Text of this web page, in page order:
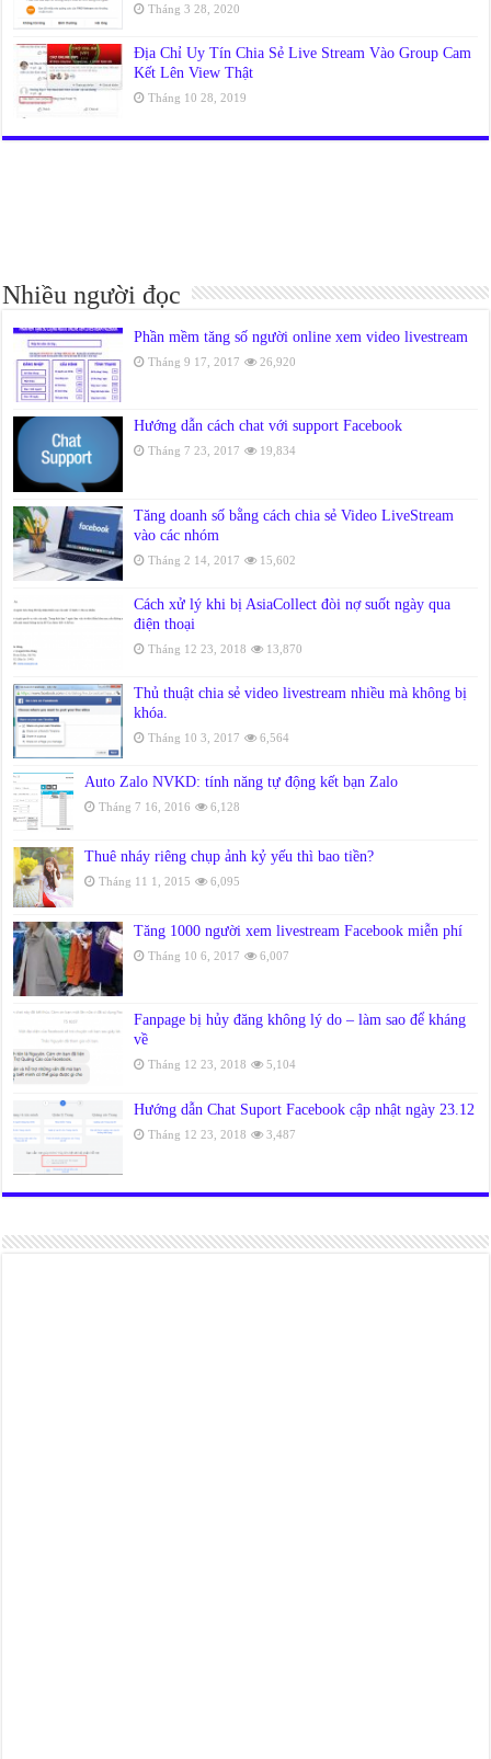
Tháng 3 28, 2020
Địa Chỉ Uy Tín Chia Sẻ Live Stream Vào Group Cam
Kết Lên View Thật
Tháng 10 28, 2019
Nhiều người đọc
Phần mềm tăng số người online xem video livestream
Tháng 9 17, 2017 26,920
Hướng dẫn cách chat với support Facebook
Tháng 7 23, 2017 19,834
Tăng doanh số bằng cách chia sẻ Video LiveStream
vào các nhóm
Tháng 2 14, 2017 15,602
Cách xử lý khi bị AsiaCollect đòi nợ suốt ngày qua
điện thoại
Tháng 12 23, 2018 13,870
Thủ thuật chia sẻ video livestream nhiều mà không bị
khóa.
Tháng 10 3, 2017 6,564
Auto Zalo NVKD: tính năng tự động kết bạn Zalo
Tháng 7 16, 2016 6,128
Thuê nháy riêng chụp ảnh kỷ yếu thì bao tiền?
Tháng 11 1, 2015 6,095
Tăng 1000 người xem livestream Facebook miễn phí
Tháng 10 6, 2017 6,007
Fanpage bị hủy đăng không lý do – làm sao để kháng
về
Tháng 12 23, 2018 5,104
Hướng dẫn Chat Suport Facebook cập nhật ngày 23.12
Tháng 12 23, 2018 3,487